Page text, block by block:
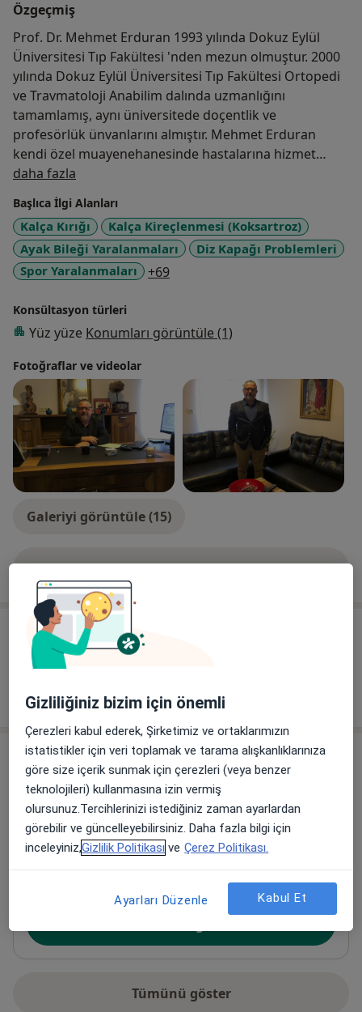
Özgeçmiş
Prof. Dr. Mehmet Erduran 1993 yılında Dokuz Eylül
Üniversitesi Tıp Fakültesi 'nden mezun olmuştur. 2000
yılında Dokuz Eylül Üniversitesi Tıp Fakültesi Ortopedi
ve Travmatoloji Anabilim dalında uzmanlığını
tamamlamış, aynı üniversitede doçentlik ve
profesörlük ünvanlarını almıştır. Mehmet Erduran
kendi özel muayenehanesinde hastalarına hizmet
vermektedir.
daha fazla
Başlıca İlgi Alanları
Kalça Kırığı
Kalça Kireçlenmesi (Koksartroz)
Ayak Bileği Yaralanmaları
Diz Kapağı Problemleri
Spor Yaralanmaları
+69a11y_sr_more_diseases
Konsültasyon türleri
Yüz yüze Konumları görüntüle (1)
Fotoğraflar ve videolar
Galeriyi görüntüle (15)
Tümünü göster
Hizmetler
Diğer Hizmetler
Adres
Dokuz Eylül Üniversitesi- Mehmet Erduran
konak, İzmir
Tümünü göster
adres hakkında
Gizliliğiniz bizim için önemli
Çerezleri kabul ederek, Şirketimiz ve ortaklarımızın
istatistikler için veri toplamak ve tarama alışkanlıklarınıza
göre size içerik sunmak için çerezleri (veya benzer
teknolojileri) kullanmasına izin vermiş
olursunuz.Tercihlerinizi istediğiniz zaman ayarlardan
görebilir ve güncelleyebilirsiniz. Daha fazla bilgi için
inceleyiniz,Gizlilik Politikası ve Çerez Politikası.
Ayarları Düzenle Kabul Et